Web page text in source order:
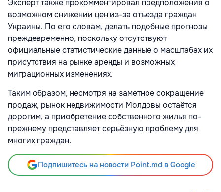
Эксперт также прокомментировал предположения о
возможном снижении цен из-за отъезда граждан
Украины. По его словам, делать подобные прогнозы
преждевременно, поскольку отсутствуют
официальные статистические данные о масштабах их
присутствия на рынке аренды и возможных
миграционных изменениях.
Таким образом, несмотря на заметное сокращение
продаж, рынок недвижимости Молдовы остаётся
дорогим, а приобретение собственного жилья по-
прежнему представляет серьёзную проблему для
многих граждан.
Подпишитесь на новости Point.md в Google